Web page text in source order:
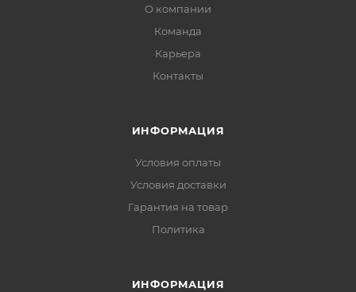
О компании
Команда
Карьера
Контакты
ИНФОРМАЦИЯ
Условия оплаты
Условия доставки
Гарантия на товар
Политика
ИНФОРМАЦИЯ